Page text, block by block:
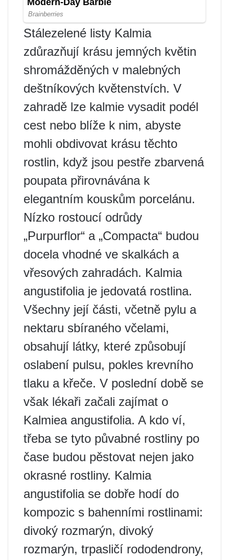
Stálezelené listy Kalmia
zdůrazňují krásu jemných květin
shromážděných v malebných
deštníkových květenstvích. V
zahradě lze kalmie vysadit podél
cest nebo blíže k nim, abyste
mohli obdivovat krásu těchto
rostlin, když jsou pestře zbarvená
poupata přirovnávána k
elegantním kouskům porcelánu.
Nízko rostoucí odrůdy
„Purpurflor“ a „Compacta“ budou
docela vhodné ve skalkách a
vřesových zahradách. Kalmia
angustifolia je jedovatá rostlina.
Všechny její části, včetně pylu a
nektaru sbíraného včelami,
obsahují látky, které způsobují
oslabení pulsu, pokles krevního
tlaku a křeče. V poslední době se
však lékaři začali zajímat o
Kalmiea angustifolia. A kdo ví,
třeba se tyto půvabné rostliny po
čase budou pěstovat nejen jako
okrasné rostliny. Kalmia
angustifolia se dobře hodí do
kompozic s bahenními rostlinami:
divoký rozmarýn, divoký
rozmarýn, trpasličí rododendrony,